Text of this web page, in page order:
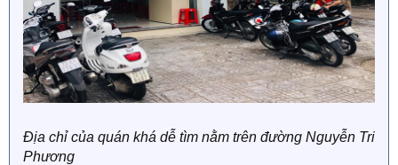
Địa chỉ của quán khá dễ tìm nằm trên đường Nguyễn Tri
Phương